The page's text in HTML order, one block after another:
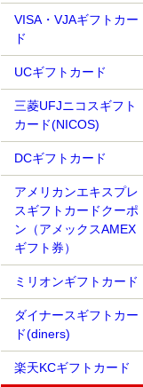
VISA・VJAギフトカー
ド
UCギフトカード
三菱UFJニコスギフト
カード(NICOS)
DCギフトカード
アメリカンエキスプレ
スギフトカードクーポ
ン（アメックスAMEX
ギフト券）
ミリオンギフトカード
ダイナースギフトカー
ド(diners)
楽天KCギフトカード